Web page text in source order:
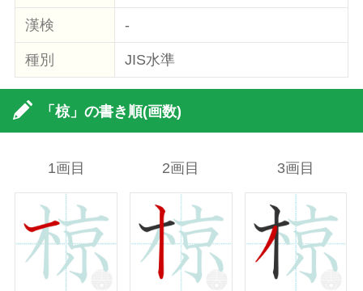
漢検 -
種別 JIS水準
「椋」の書き順(画数)
1画目 2画目 3画目